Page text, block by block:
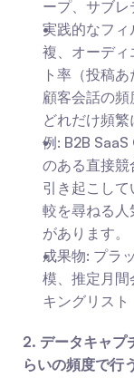
ープ、サブレ
実践的なフィ
複、オーデ
ト率（投稿
顧客会話の
どれだけ頻繁
例: B2B
のある直接競
引き起こし
較を尋ねる
があります。
成果物: プラ
模、推定月
キングリスト
2. データキャプ
らいの頻度で行